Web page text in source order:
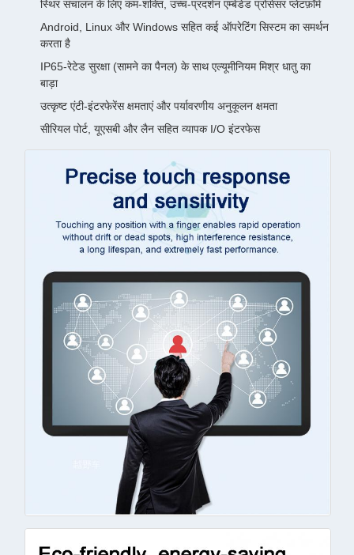
स्थिर संचालन के लिए कम-शक्ति, उच्च-प्रदर्शन एम्बेडेड प्रोसेसर प्लेटफ़ॉर्म
Android, Linux और Windows सहित कई ऑपरेटिंग सिस्टम का समर्थन
करता है
IP65-रेटेड सुरक्षा (सामने का पैनल) के साथ एल्यूमीनियम मिश्र धातु का
बाड़ा
उत्कृष्ट एंटी-इंटरफेरेंस क्षमताएं और पर्यावरणीय अनुकूलन क्षमता
सीरियल पोर्ट, यूएसबी और लैन सहित व्यापक I/O इंटरफेस